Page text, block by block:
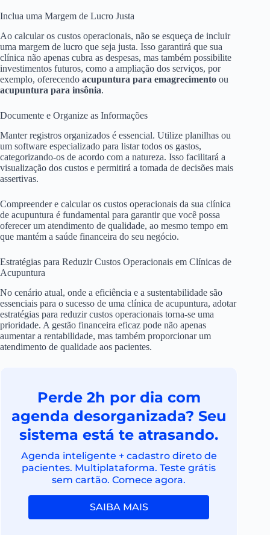
Inclua uma Margem de Lucro Justa
Ao calcular os custos operacionais, não se esqueça de incluir
uma margem de lucro que seja justa. Isso garantirá que sua
clínica não apenas cubra as despesas, mas também possibilite
investimentos futuros, como a ampliação dos serviços, por
exemplo, oferecendo acupuntura para emagrecimento ou
acupuntura para insônia.
Documente e Organize as Informações
Manter registros organizados é essencial. Utilize planilhas ou
um software especializado para listar todos os gastos,
categorizando-os de acordo com a natureza. Isso facilitará a
visualização dos custos e permitirá a tomada de decisões mais
assertivas.
Compreender e calcular os custos operacionais da sua clínica
de acupuntura é fundamental para garantir que você possa
oferecer um atendimento de qualidade, ao mesmo tempo em
que mantém a saúde financeira do seu negócio.
Estratégias para Reduzir Custos Operacionais em Clínicas de
Acupuntura
No cenário atual, onde a eficiência e a sustentabilidade são
essenciais para o sucesso de uma clínica de acupuntura, adotar
estratégias para reduzir custos operacionais torna-se uma
prioridade. A gestão financeira eficaz pode não apenas
aumentar a rentabilidade, mas também proporcionar um
atendimento de qualidade aos pacientes.
Perde 2h por dia com
agenda desorganizada? Seu
sistema está te atrasando.
Agenda inteligente + cadastro direto de
pacientes. Multiplataforma. Teste grátis
sem cartão. Comece agora.
SAIBA MAIS